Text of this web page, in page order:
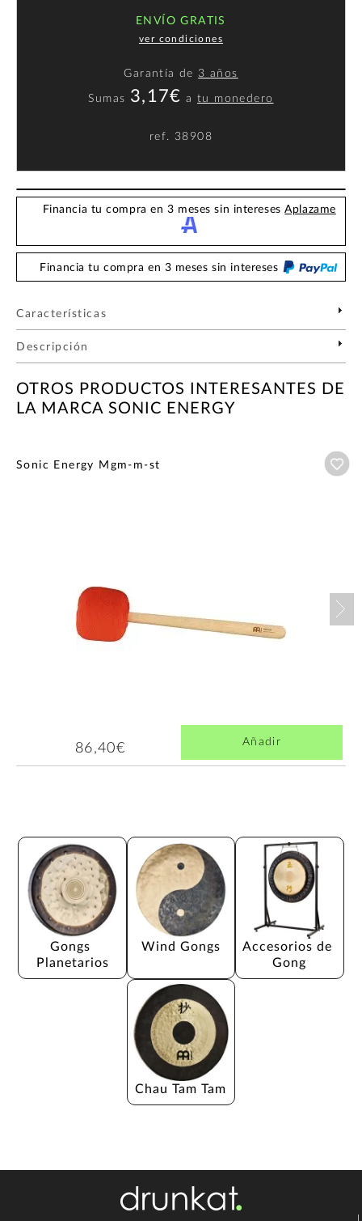
ENVÍO GRATIS
ver condiciones
Garantía de 3 años
Sumas 3,17€ atu monedero
ref. 38908
Financia tu compra en 3 meses sin interesesAplazame
Financia tu compra en 3 meses sin intereses
Características
Descripción
OTROS PRODUCTOS INTERESANTES DE
LA MARCA SONIC ENERGY
Sonic Energy Mgm-m-st
86,40€ Añadir
Gongs
Planetarios
Wind Gongs
Accesorios de
Gong
Chau Tam Tam